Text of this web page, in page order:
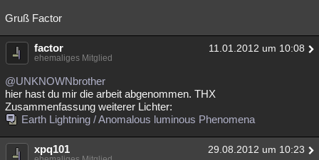
Gruß Factor
factor 11.01.2012 um 10:08
ehemaliges Mitglied
@UNKNOWNbrother
hier hast du mir die arbeit abgenommen. THX
Zusammenfassung weiterer Lichter:
Earth Lightning / Anomalous luminous Phenomena
xpq101 29.08.2012 um 10:23